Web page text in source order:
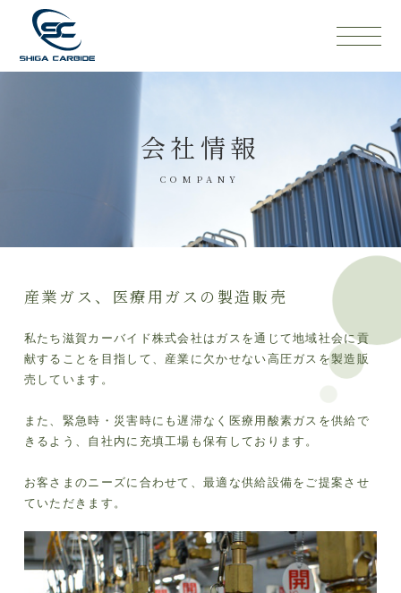
会社情報
COMPANY
産業ガス、医療用ガスの製造販売
私たち滋賀カーバイド株式会社はガスを通じて地域社会に貢
献することを目指して、産業に欠かせない高圧ガスを製造販
売しています。
また、緊急時・災害時にも遅滞なく医療用酸素ガスを供給で
きるよう、自社内に充填工場も保有しております。
お客さまのニーズに合わせて、最適な供給設備をご提案させ
ていただきます。